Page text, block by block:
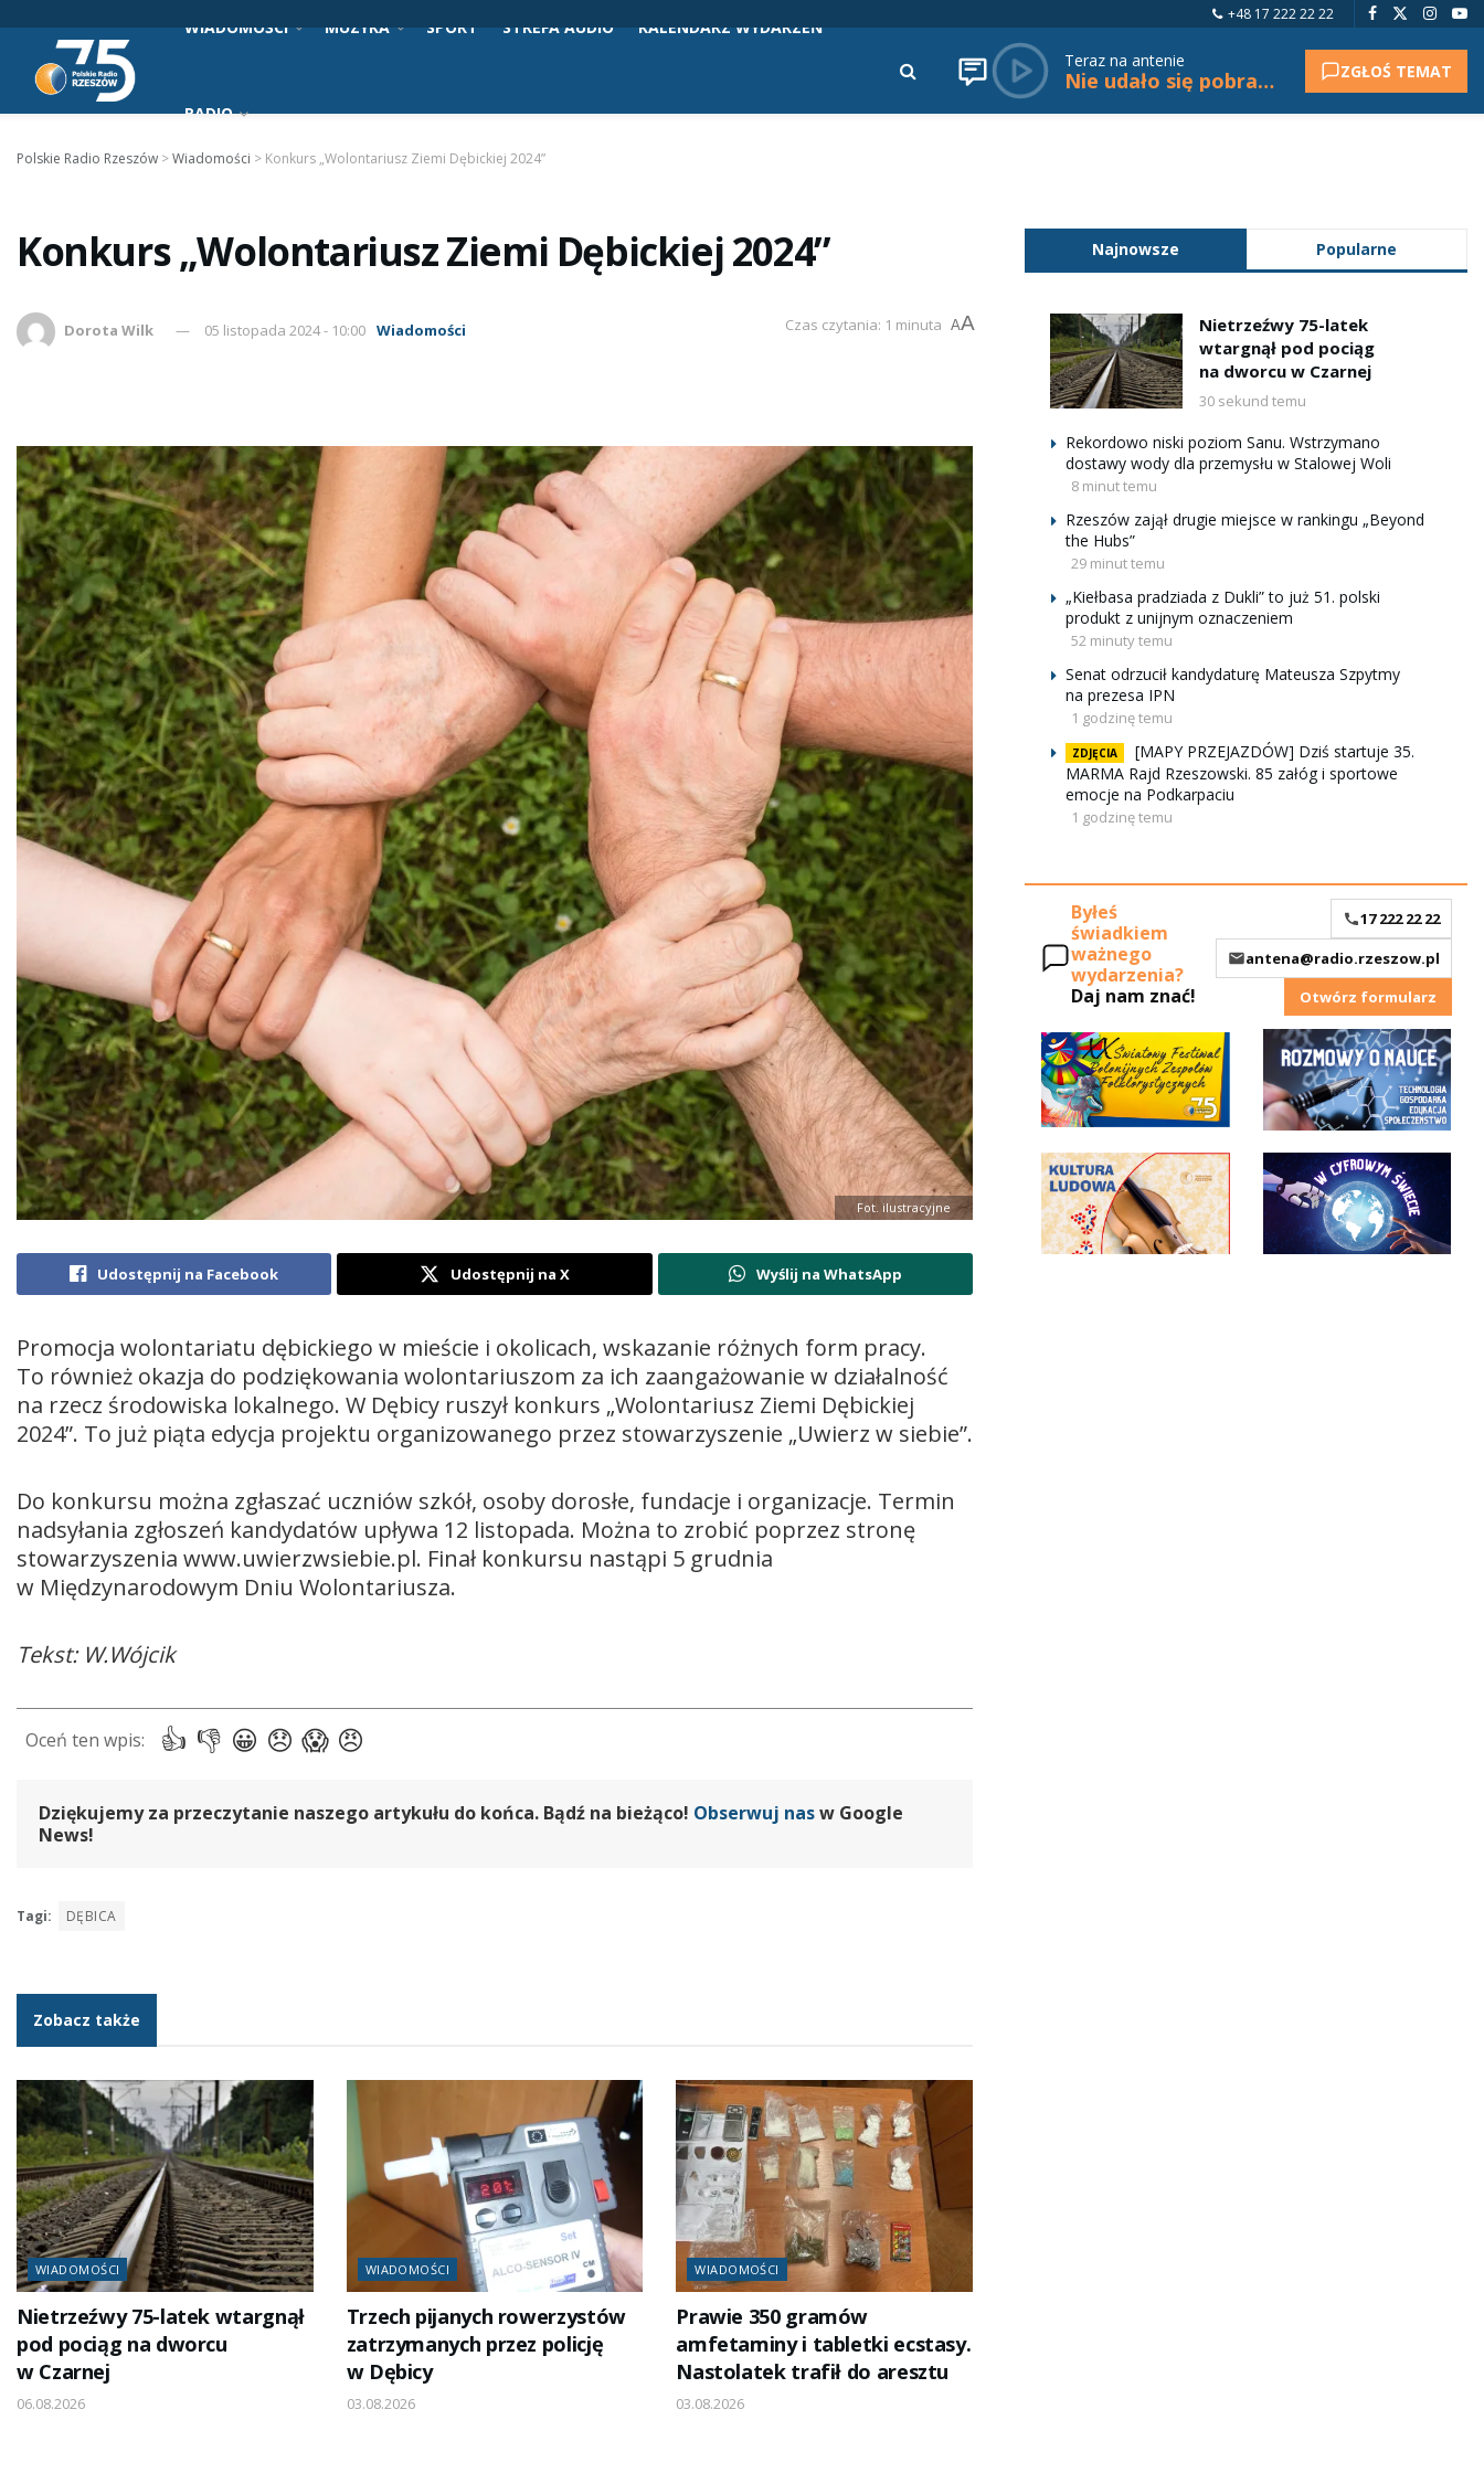
+48 17 222 22 22
WIADOMOŚCI MUZYKA SPORT STREFA AUDIO KALENDARZ WYDARZEŃ
RADIO
Teraz na antenie
Nie udało się pobrać tytułu. ZGŁOŚ TEMAT
Polskie Radio Rzeszów >Wiadomości > Konkurs „Wolontariusz Ziemi Dębickiej 2024”
Konkurs „Wolontariusz Ziemi Dębickiej 2024”
Dorota Wilk 05 listopada 2024 - 10:00 Wiadomości Czas czytania: 1 minuta AA
Fot. ilustracyjne
Udostępnij na Facebook Udostępnij na X Wyślij na WhatsApp
Promocja wolontariatu dębickiego w mieście i okolicach, wskazanie różnych form pracy.
To również okazja do podziękowania wolontariuszom za ich zaangażowanie w działalność
na rzecz środowiska lokalnego. W Dębicy ruszył konkurs „Wolontariusz Ziemi Dębickiej
2024”. To już piąta edycja projektu organizowanego przez stowarzyszenie „Uwierz w siebie”.
Do konkursu można zgłaszać uczniów szkół, osoby dorosłe, fundacje i organizacje. Termin
nadsyłania zgłoszeń kandydatów upływa 12 listopada. Można to zrobić poprzez stronę
stowarzyszenia www.uwierzwsiebie.pl. Finał konkursu nastąpi 5 grudnia
w Międzynarodowym Dniu Wolontariusza.
Tekst: W.Wójcik
Dziękujemy za przeczytanie naszego artykułu do końca. Bądź na bieżąco! Obserwuj nasw Google
News!
Tagi: DĘBICA
Zobacz także
WIADOMOŚCI
Nietrzeźwy 75-latek wtargnął
pod pociąg na dworcu
w Czarnej
06.08.2026
WIADOMOŚCI
Trzech pijanych rowerzystów
zatrzymanych przez policję
w Dębicy
03.08.2026
WIADOMOŚCI
Prawie 350 gramów
amfetaminy i tabletki ecstasy.
Nastolatek trafił do aresztu
03.08.2026
Najnowsze Popularne
Nietrzeźwy 75-latek
wtargnął pod pociąg
na dworcu w Czarnej
30 sekund temu
Rekordowo niski poziom Sanu. Wstrzymano
dostawy wody dla przemysłu w Stalowej Woli
8 minut temu
Rzeszów zajął drugie miejsce w rankingu „Beyond
the Hubs”
29 minut temu
„Kiełbasa pradziada z Dukli” to już 51. polski
produkt z unijnym oznaczeniem
52 minuty temu
Senat odrzucił kandydaturę Mateusza Szpytmy
na prezesa IPN
1 godzinę temu
ZDJĘCIA
[MAPY PRZEJAZDÓW] Dziś startuje 35.
MARMA Rajd Rzeszowski. 85 załóg i sportowe
emocje na Podkarpaciu
1 godzinę temu
Byłeś
świadkiem
ważnego
wydarzenia?
Daj nam znać!
17 222 22 22
antena@radio.rzeszow.pl
Otwórz formularz